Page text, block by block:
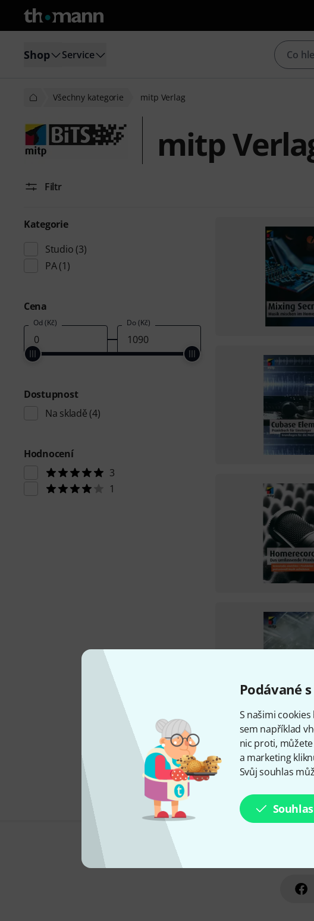
Podávané
S našimi
sem například
nic proti,
a marketing
Svůj souhlas
Shop Service
Všechny kategorie mitp Verlag
mitp
Filtr
Kategorie
Studio (3)
PA(1)
Cena
Od (Kč) Do (Kč)
Dostupnost
Na skladě (4)
Hodnocení
3
1